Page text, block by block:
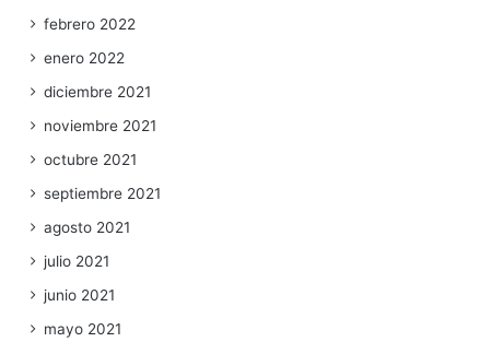
febrero 2022
enero 2022
diciembre 2021
noviembre 2021
octubre 2021
septiembre 2021
agosto 2021
julio 2021
junio 2021
mayo 2021